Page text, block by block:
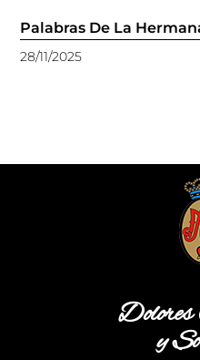
Palabras De La
28/11/2025
Dolores
y